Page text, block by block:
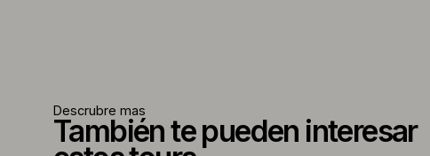
Descrubre mas
También te pueden interesar